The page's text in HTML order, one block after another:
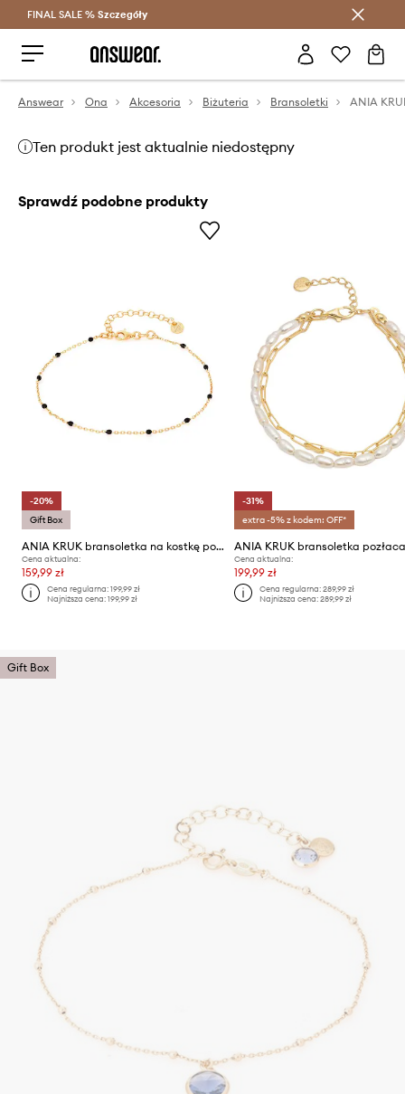
Oszczędzaj z Answear Club >
FINAL SALE % Szczegóły
Answear Ona Akcesoria Biżuteria Bransoletki
Ten produkt jest aktualnie niedostępny
Sprawdź podobne produkty
-20%
Gift Box
ANIA KRUK bransoletka na kostkę pozłacana OVAL
Cena aktualna:
159,99 zł
Cena regularna:199,99 zł
Najniższa cena:199,99 zł
-31%
extra -5% z kodem: OFF*
Cena aktualna:
199,99 zł
Cena regularna: 289,99 zł
Najniższa cena: 289,99 zł
Gift Box